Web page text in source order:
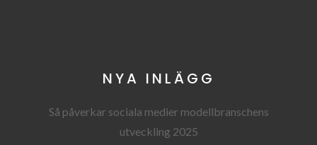
NYA INLÄGG
Så påverkar sociala medier modellbranschens
utveckling 2025